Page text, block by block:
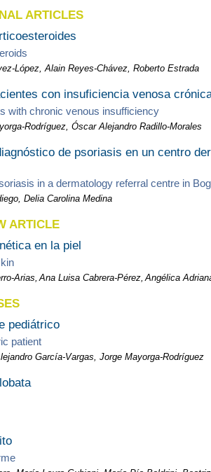
ARTICLES
López, Alain Reyes-Chávez, Roberto Estrada
con insuficiencia venosa
with chronic venous insufficiency
Rodríguez, Óscar Alejandro Radillo-Morales
de psoriasis en un centro
in a dermatology referral centre in
Delia Carolina Medina
ARTICLE
en la piel
Arias, Ana Luisa Cabrera-Pérez, Angélica
pediátrico
patient
García-Vargas, Jorge Mayorga-Rodríguez